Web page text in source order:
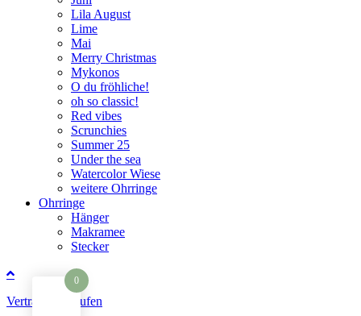
Lila August
Lime
Mai
Merry Christmas
Mykonos
O du fröhliche!
oh so classic!
Red vibes
Scrunchies
Summer 25
Under the sea
Watercolor Wiese
weitere Ohrringe
Ohrringe
Hänger
Makramee
Stecker
Vertrag widerrufen
0